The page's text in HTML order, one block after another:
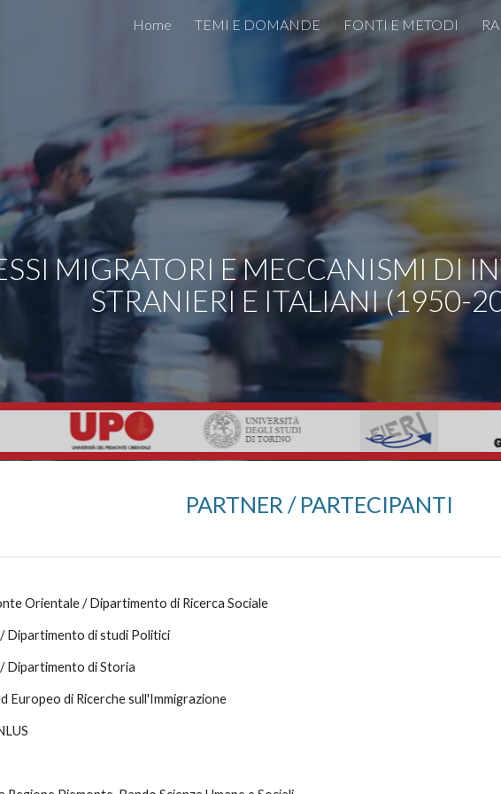
Skip to main content Skip to
Home TEMI E DOMANDE FONTI E METODI
MIGRATORI E MECCANISMI DI
STRANIERI E ITALIANI (1950-
PARTNER / PARTECIPANTI
Orientale / Dipartimento di Ricerca Sociale
Dipartimento di studi Politici
Dipartimento di Storia
Europeo di Ricerche sull'Immigrazione